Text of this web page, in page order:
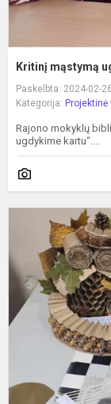
Kritinį mąstymą
Paskelbta: 2024-02-26
Kategorija: Projektinė
Rajono mokyklų
ugdykime kartu“....